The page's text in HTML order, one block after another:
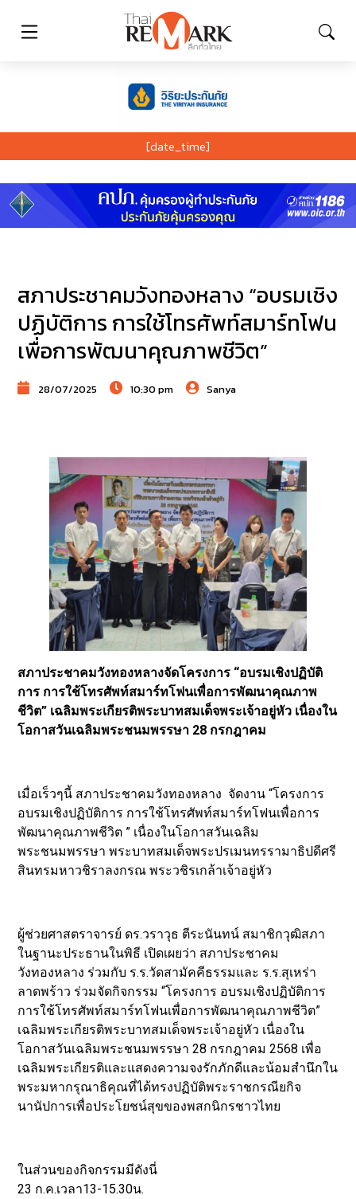
[date_time]
สภาประชาคมวังทองหลาง “อบรมเชิง
ปฏิบัติการ การใช้โทรศัพท์สมาร์ทโฟน
เพื่อการพัฒนาคุณภาพชีวิต”
28/07/2025 10:30 pm Sanya
สภาประชาคมวังทองหลางจัดโครงการ “อบรมเชิงปฏิบัติ
การ การใช้โทรศัพท์สมาร์ทโฟนเพื่อการพัฒนาคุณภาพ
ชีวิต” เฉลิมพระเกียรติพระบาทสมเด็จพระเจ้าอยู่หัว เนื่องใน
โอกาสวันเฉลิมพระชนมพรรษา 28 กรกฎาคม
เมื่อเร็วๆนี้ สภาประชาคมวังทองหลาง จัดงาน “โครงการ
อบรมเชิงปฏิบัติการ การใช้โทรศัพท์สมาร์ทโฟนเพื่อการ
พัฒนาคุณภาพชีวิต ” เนื่องในโอกาสวันเฉลิม
พระชนมพรรษา พระบาทสมเด็จพระปรเมนทรรามาธิปดีศรี
สินทรมหาวชิราลงกรณ พระวชิรเกล้าเจ้าอยู่หัว
ผู้ช่วยศาสตราจารย์ ดร.วราวุธ ตีระนันทน์ สมาชิกวุฒิสภา
ในฐานะประธานในพิธี เปิดเผยว่า สภาประชาคม
วังทองหลาง ร่วมกับ ร.ร.วัดสามัคคีธรรมและ ร.ร.สุเหร่า
ลาดพร้าว ร่วมจัดกิจกรรม “โครงการ อบรมเชิงปฏิบัติการ
การใช้โทรศัพท์สมาร์ทโฟนเพื่อการพัฒนาคุณภาพชีวิต”
เฉลิมพระเกียรติพระบาทสมเด็จพระเจ้าอยู่หัว เนื่องใน
โอกาสวันเฉลิมพระชนมพรรษา 28 กรกฎาคม 2568 เพื่อ
เฉลิมพระเกียรติและแสดงความจงรักภักดีและน้อมสำนึกใน
พระมหากรุณาธิคุณที่ได้ทรงปฏิบัติพระราชกรณียกิจ
นานัปการเพื่อประโยชน์สุขของพสกนิกรชาวไทย
ในส่วนของกิจกรรมมีดังนี่
23 ก.ค.เวลา13-15.30น.